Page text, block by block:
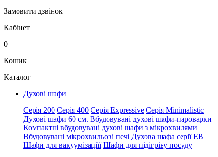
Замовити дзвінок
Кабінет
0
Кошик
Каталог
Духові шафи
Серія 200 Серія 400 Серія Expressive Серія Minimalistic
Духові шафи 60 см. Вбудовувані духові шафи-пароварки
Компактні вбудовувані духові шафи з мікрохвилями
Вбудовувані мікрохвильові печі Духова шафа серії EB
Шафи для вакуумізаціїї Шафи для підігріву посуду